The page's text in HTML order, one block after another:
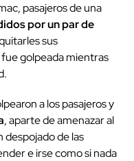
pasajeros de una
por un par de
sus
golpeada mientras
a los pasajeros y
, aparte de amenazar al
despojado de las
e irse como si nada